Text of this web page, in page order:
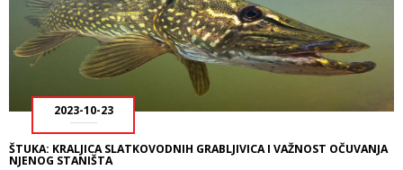
2023-10-23
ŠTUKA: KRALJICA SLATKOVODNIH GRABLJIVICA I VAŽNOST OČUVANJA
NJENOG STANIŠTA